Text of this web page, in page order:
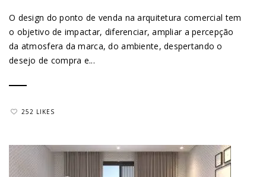
O design do ponto de venda na arquitetura comercial tem
o objetivo de impactar, diferenciar, ampliar a percepção
da atmosfera da marca, do ambiente, despertando o
desejo de compra e...
252 LIKES